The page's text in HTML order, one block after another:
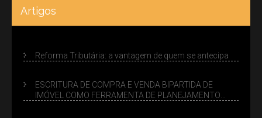
Artigos
Reforma Tributária: a vantagem de quem se antecipa
ESCRITURA DE COMPRA E VENDA BIPARTIDA DE
IMÓVEL COMO FERRAMENTA DE PLANEJAMENTO